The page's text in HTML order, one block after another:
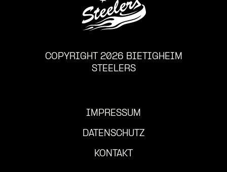
COPYRIGHT 2026 BIETIGHEIM
STEELERS
IMPRESSUM
DATENSCHUTZ
KONTAKT